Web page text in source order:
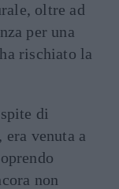
oltre ad
per una
rischiato la
di
era venuta a
non